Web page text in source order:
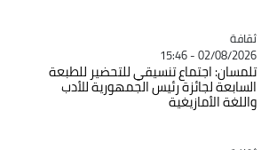
Catégorie
ثقافة
02/08/2026 - 15:46
تلمسان: اجتماع تنسيقي للتحضير للطبعة
السابعة لجائزة رئيس الجمهورية للأدب
واللغة الأمازيغية